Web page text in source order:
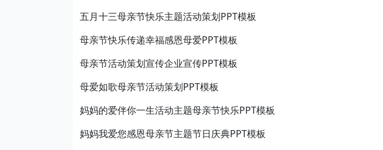
五月十三母亲节快乐主题活动策划PPT模板
母亲节快乐传递幸福感恩母爱PPT模板
母亲节活动策划宣传企业宣传PPT模板
母爱如歌母亲节活动策划PPT模板
妈妈的爱伴你一生活动主题母亲节快乐PPT模板
妈妈我爱您感恩母亲节主题节日庆典PPT模板